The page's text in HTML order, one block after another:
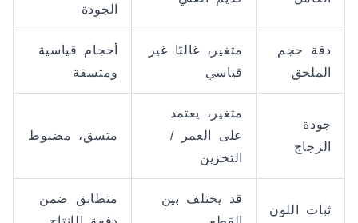
الجودة
دقة حجم
الملحق
متغير، غالبًا غير
قياسي
أحجام قياسية
ومتسقة
جودة
الزجاج
متغير، يعتمد
على العمر /
التخزين
متسق، مضبوط
ثبات اللون
قد يختلف بين
متطابق ضمن